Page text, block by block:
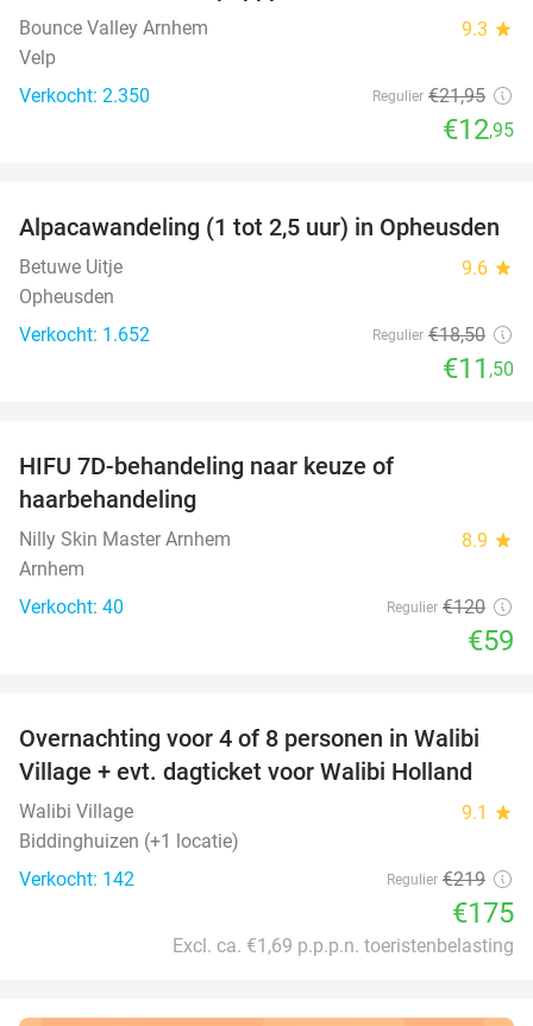
Bounce Valley Arnhem 9.3 star
Velp
Verkocht: 2.350
Regulier €21,95
€12,95
38%
Alpacawandeling (1 tot 2,5 uur) in Opheusden
Betuwe Uitje 9.6 star
Opheusden
Verkocht: 1.652
Regulier €18,50
€11 ,50
HIFU 7D-behandeling naar keuze of
haarbehandeling
Nilly Skin Master Arnhem 8.9 star
Arnhem
Verkocht: 40
Regulier €120
€59
20%
Overnachting voor 4 of 8 personen in Walibi
Village + evt. dagticket voor Walibi Holland
Walibi Village 9.1 star
Biddinghuizen (+1 locatie)
Verkocht: 142
Regulier €219
€175
Excl. ca. €1,69 p.p.p.n. toeristenbelasting